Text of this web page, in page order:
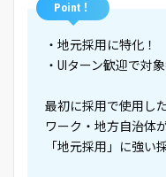
Point！
・地元採用に特化！
・UIターン歓迎で対
最初に採用で使用し
ワーク・地方自治体
「地元採用」に強い